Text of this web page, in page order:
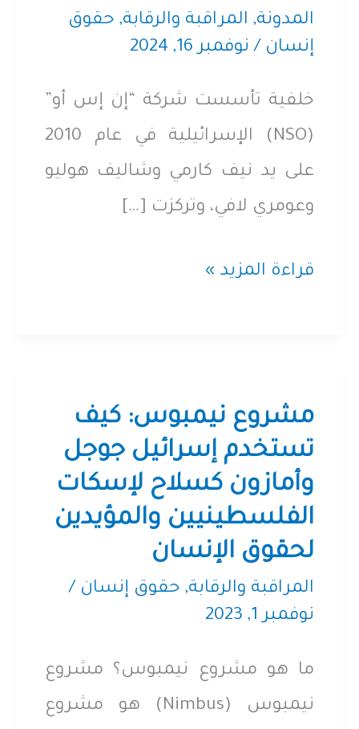
المدونة, المراقبة والرقابة, حقوق
إنسان / نوفمبر 16, 2024
خلفية تأسست شركة “إن إس أو”
(NSO) الإسرائيلية في عام 2010
على يد نيف كارمي وشاليف هوليو
وعومري لافي، وتركزت […]
شركة
(NSO)
..
الشر
القادم
من
إسرائيل
قراءة المزيد »
مشروع نيمبوس: كيف
تستخدم إسرائيل جوجل
وأمازون كسلاح لإسكات
الفلسطينيين والمؤيدين
لحقوق الإنسان
المراقبة والرقابة, حقوق إنسان /
نوفمبر 1, 2023
ما هو مشروع نيمبوس؟ مشروع
نيمبوس (Nimbus) هو مشروع